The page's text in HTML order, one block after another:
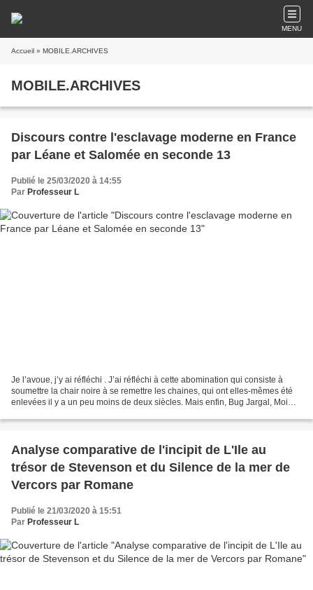
MENU
Accueil » MOBILE.ARCHIVES
MOBILE.ARCHIVES
Discours contre l'esclavage moderne en France
par Léane et Salomée en seconde 13
Publié le 25/03/2020 à 14:55
Par Professeur L
Je l’avoue, j’y ai réfléchi . J’ai réfléchi à cette abomination qui consiste à
soumettre la chair noire à se remettre les chaines, qui ont elles-mêmes été
enlevées il y a un peu moins de deux siècles. Mais enfin, Bug Jargal, Moi
Analyse comparative de l'incipit de L'Ile au
trésor de Stevenson et du Silence de la mer de
Vercors par Romane
Publié le 21/03/2020 à 15:51
Par Professeur L